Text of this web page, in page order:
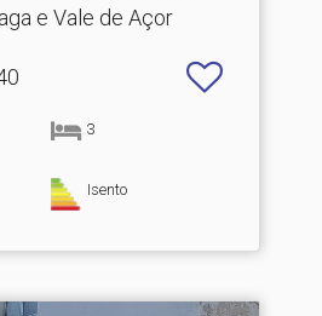
e Vale de Açor
3
Isento